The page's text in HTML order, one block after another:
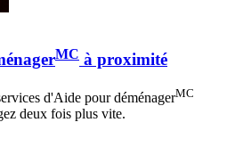
MC à proximité
d'Aide pour déménagerMC
deux fois plus vite.